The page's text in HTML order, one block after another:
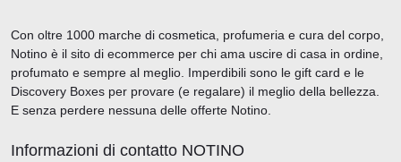
Con oltre 1000 marche di cosmetica, profumeria e cura del corpo,
Notino è il sito di ecommerce per chi ama uscire di casa in ordine,
profumato e sempre al meglio. Imperdibili sono le gift card e le
Discovery Boxes per provare (e regalare) il meglio della bellezza.
E senza perdere nessuna delle offerte Notino.
Informazioni di contatto NOTINO